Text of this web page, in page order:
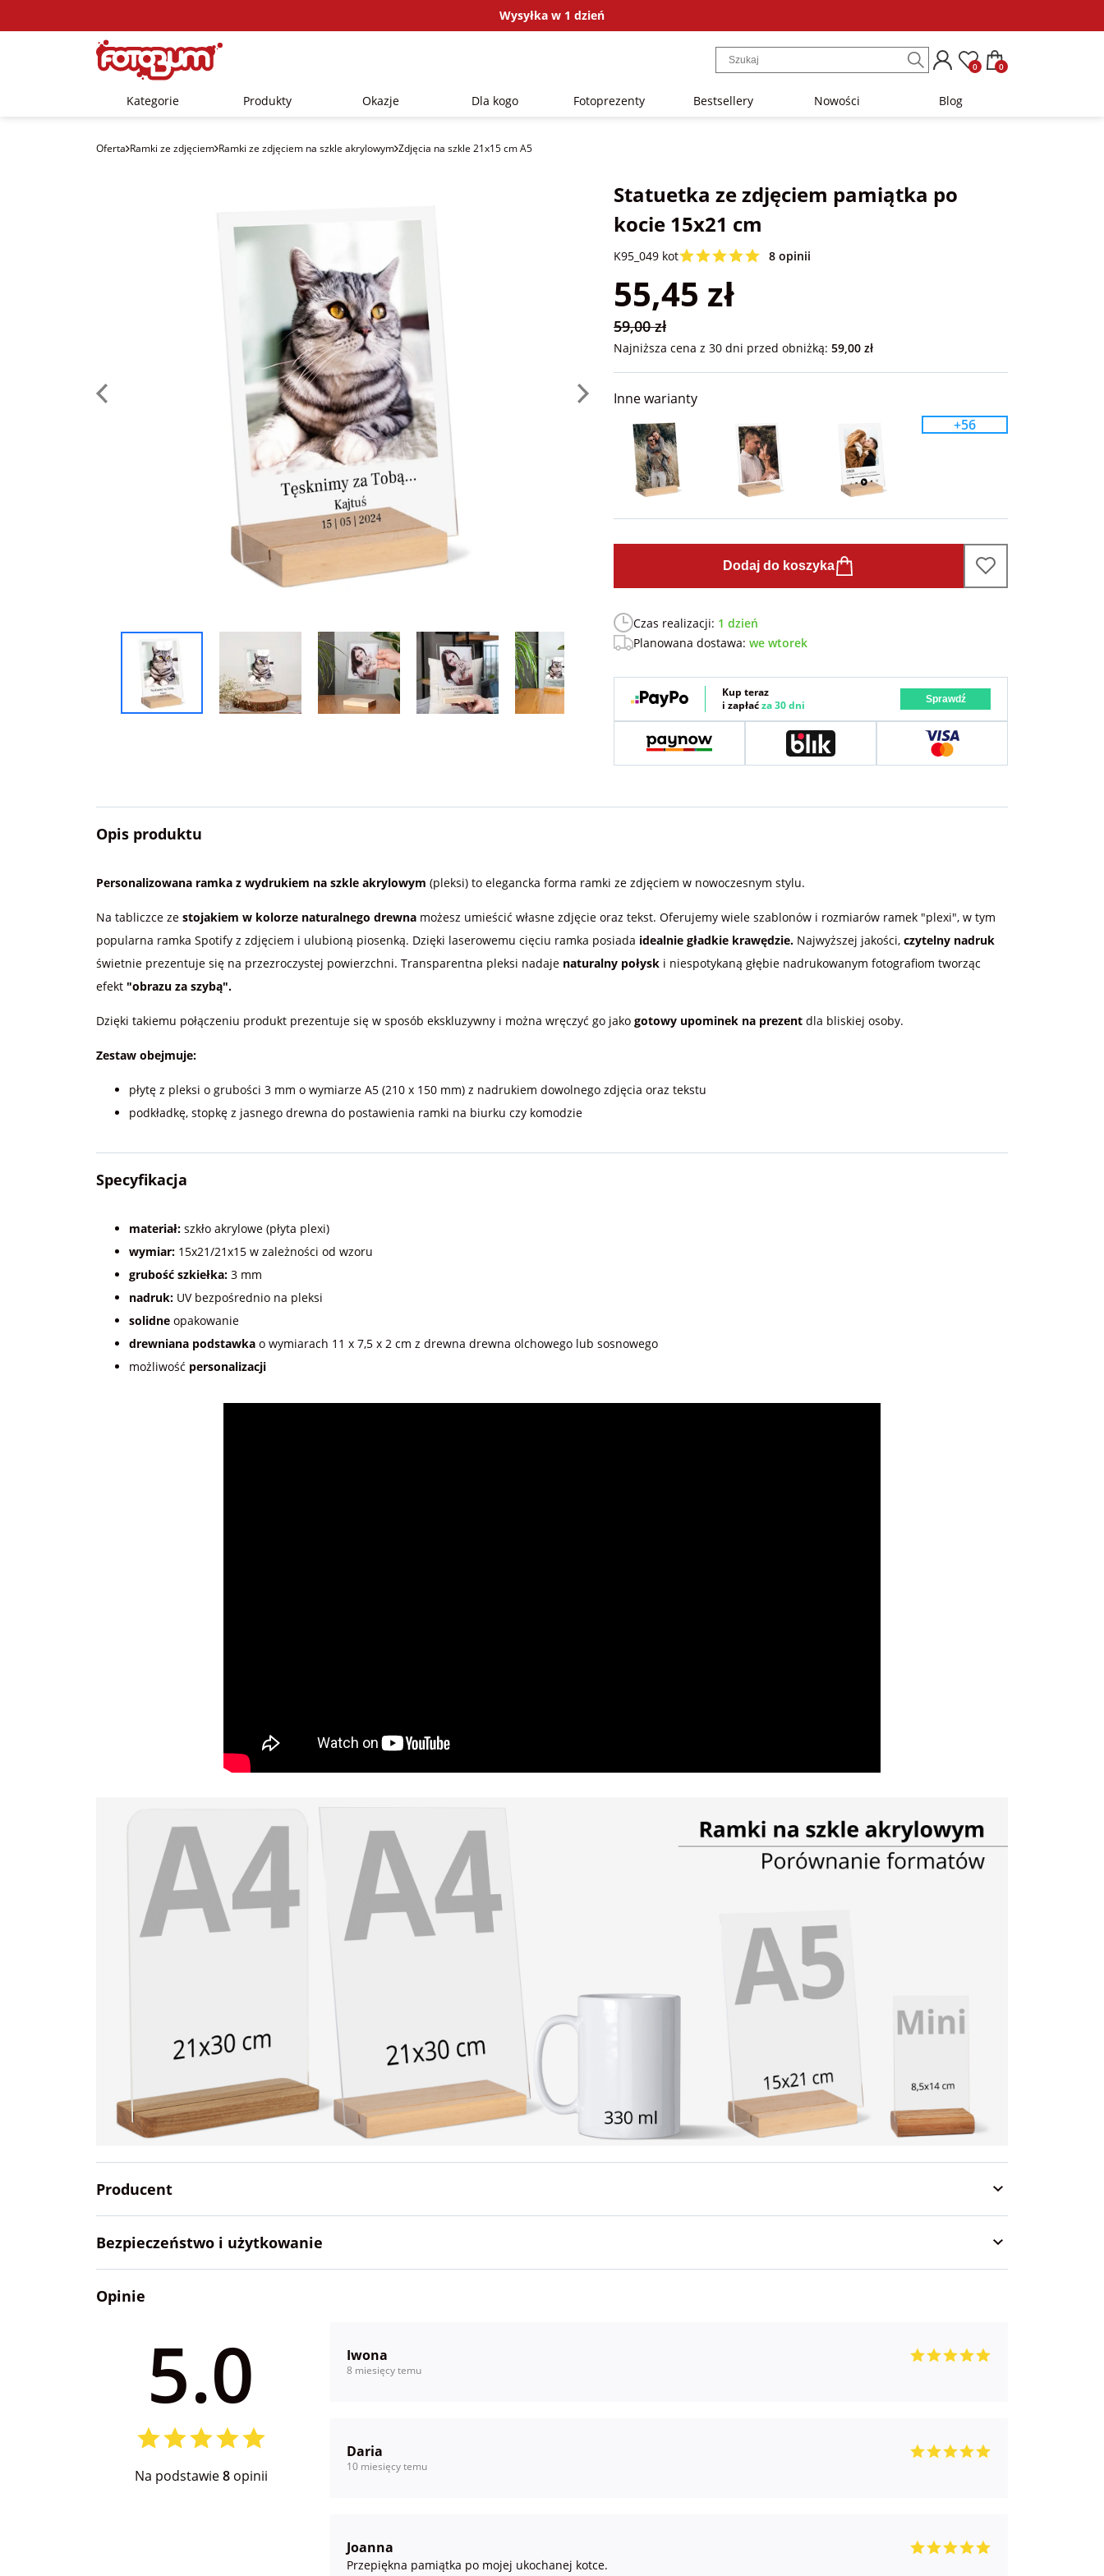
Wysyłka w 1 dzień
0 0
Kategorie Produkty Okazje Dla kogo Fotoprezenty Bestsellery Nowości Blog
Oferta Ramki ze zdjęciem Ramki ze zdjęciem na szkle akrylowym Zdjęcia na szkle 21x15 cm A5
Statuetka ze zdjęciem pamiątka po
kocie 15x21 cm
K95_049 kot 8 opinii
55,45 zł
59,00 zł
Najniższa cena z 30 dni przed obniżką: 59,00 zł
Inne warianty
+56
Dodaj do koszyka
Czas realizacji: 1 dzień
Planowana dostawa: we wtorek
Kup teraz
i zapłaćza 30 dni Sprawdź
Opis produktu
Personalizowana ramka z wydrukiem na szkle akrylowym (pleksi) to elegancka forma ramki ze zdjęciem w nowoczesnym stylu.
Na tabliczce ze stojakiem w kolorze naturalnego drewna możesz umieścić własne zdjęcie oraz tekst. Oferujemy wiele szablonów i rozmiarów ramek "plexi", w tym
popularna ramka Spotify z zdjęciem i ulubioną piosenką. Dzięki laserowemu cięciu ramka posiada idealnie gładkie krawędzie. Najwyższej jakości, czytelny nadruk
świetnie prezentuje się na przezroczystej powierzchni. Transparentna pleksi nadaje naturalny połysk i niespotykaną głębie nadrukowanym fotografiom tworząc
efekt "obrazu za szybą".
Dzięki takiemu połączeniu produkt prezentuje się w sposób ekskluzywny i można wręczyć go jako gotowy upominek na prezent dla bliskiej osoby.
Zestaw obejmuje:
płytę z pleksi o grubości 3 mm o wymiarze A5 (210 x 150 mm) z nadrukiem dowolnego zdjęcia oraz tekstu
podkładkę, stopkę z jasnego drewna do postawienia ramki na biurku czy komodzie
Specyfikacja
materiał: szkło akrylowe (płyta plexi)
wymiar: 15x21/21x15 w zależności od wzoru
grubość szkiełka: 3 mm
nadruk: UV bezpośrednio na pleksi
solidne opakowanie
drewniana podstawka o wymiarach 11 x 7,5 x 2 cm z drewna drewna olchowego lub sosnowego
możliwość personalizacji
Producent
Bezpieczeństwo i użytkowanie
Opinie
5.0
Na podstawie8opinii
Iwona
8 miesięcy temu
Daria
10 miesięcy temu
Joanna
Przepiękna pamiątka po mojej ukochanej kotce.